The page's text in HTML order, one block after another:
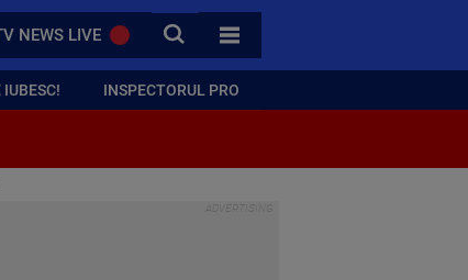
NEWS LIVE CAUTA
TOATE CATEGORIILE
INSPECTORUL PRO